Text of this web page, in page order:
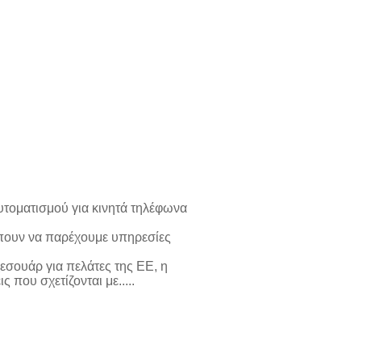
για κινητά τηλέφωνα
να παρέχουμε υπηρεσίες
για πελάτες της ΕΕ, η
που σχετίζονται με.....